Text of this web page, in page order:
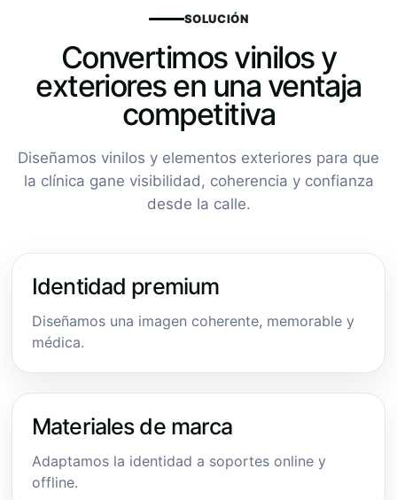
SOLUCIÓN
Convertimos vinilos y
exteriores en una ventaja
competitiva
Diseñamos vinilos y elementos exteriores para que
la clínica gane visibilidad, coherencia y confianza
desde la calle.
Identidad premium
Diseñamos una imagen coherente, memorable y
médica.
Materiales de marca
Adaptamos la identidad a soportes online y
offline.